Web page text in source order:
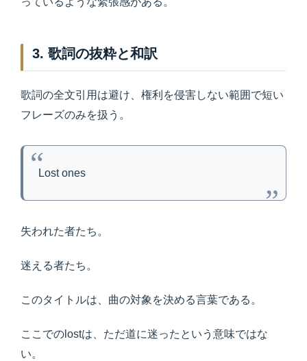
3. 歌詞の抜粋と和訳
歌詞の全文引用は避け、権利を侵害しない範囲で短い
フレーズのみを扱う。
Lost ones
失われた者たち。
迷える者たち。
このタイトルは、曲の対象を決める言葉である。
ここでのlostは、ただ道に迷ったという意味ではな
い。